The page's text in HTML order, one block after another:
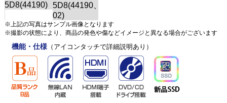
※上記の写真はサンプル画像となります
※撮影の状態により、商品の発色や傷などイメージと異なる場合がございます
機能・仕様（アイコンタッチで詳細説明あり）